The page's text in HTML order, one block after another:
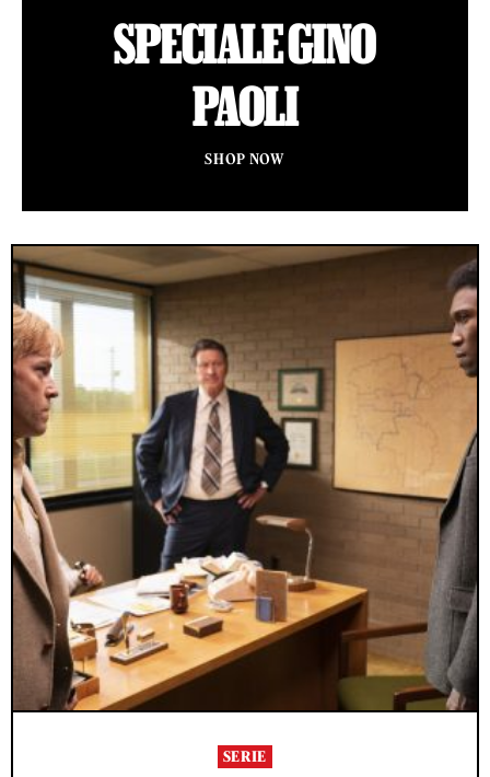
SPECIALE GINO
PAOLI
SHOP NOW
SERIE